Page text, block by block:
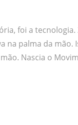
foi a tecnologia.
na palma da mão.
Nascia o